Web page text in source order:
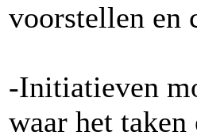
voorstellen en
-Initiatieven
waar het